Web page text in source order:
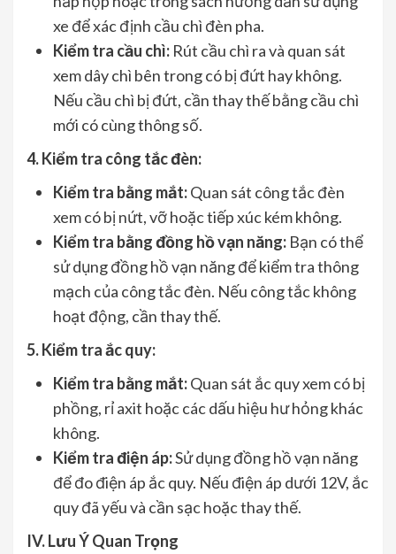
xe để xác định cầu chì đèn pha.
Kiểm tra cầu chì: Rút cầu chì ra và quan sát
xem dây chì bên trong có bị đứt hay không.
Nếu cầu chì bị đứt, cần thay thế bằng cầu chì
mới có cùng thông số.
4. Kiểm tra công tắc đèn:
Kiểm tra bằng mắt:Quan sát công tắc đèn
xem có bị nứt, vỡ hoặc tiếp xúc kém không.
Kiểm tra bằng đồng hồ vạn năng: Bạn có thể
sử dụng đồng hồ vạn năng để kiểm tra thông
mạch của công tắc đèn. Nếu công tắc không
hoạt động, cần thay thế.
5. Kiểm tra ắc quy:
Kiểm tra bằng mắt:Quan sát ắc quy xem có bị
phồng, rỉ axit hoặc các dấu hiệu hư hỏng khác
không.
Kiểm tra điện áp:Sử dụng đồng hồ vạn năng
để đo điện áp ắc quy. Nếu điện áp dưới 12V, ắc
quy đã yếu và cần sạc hoặc thay thế.
IV. Lưu Ý Quan Trọng